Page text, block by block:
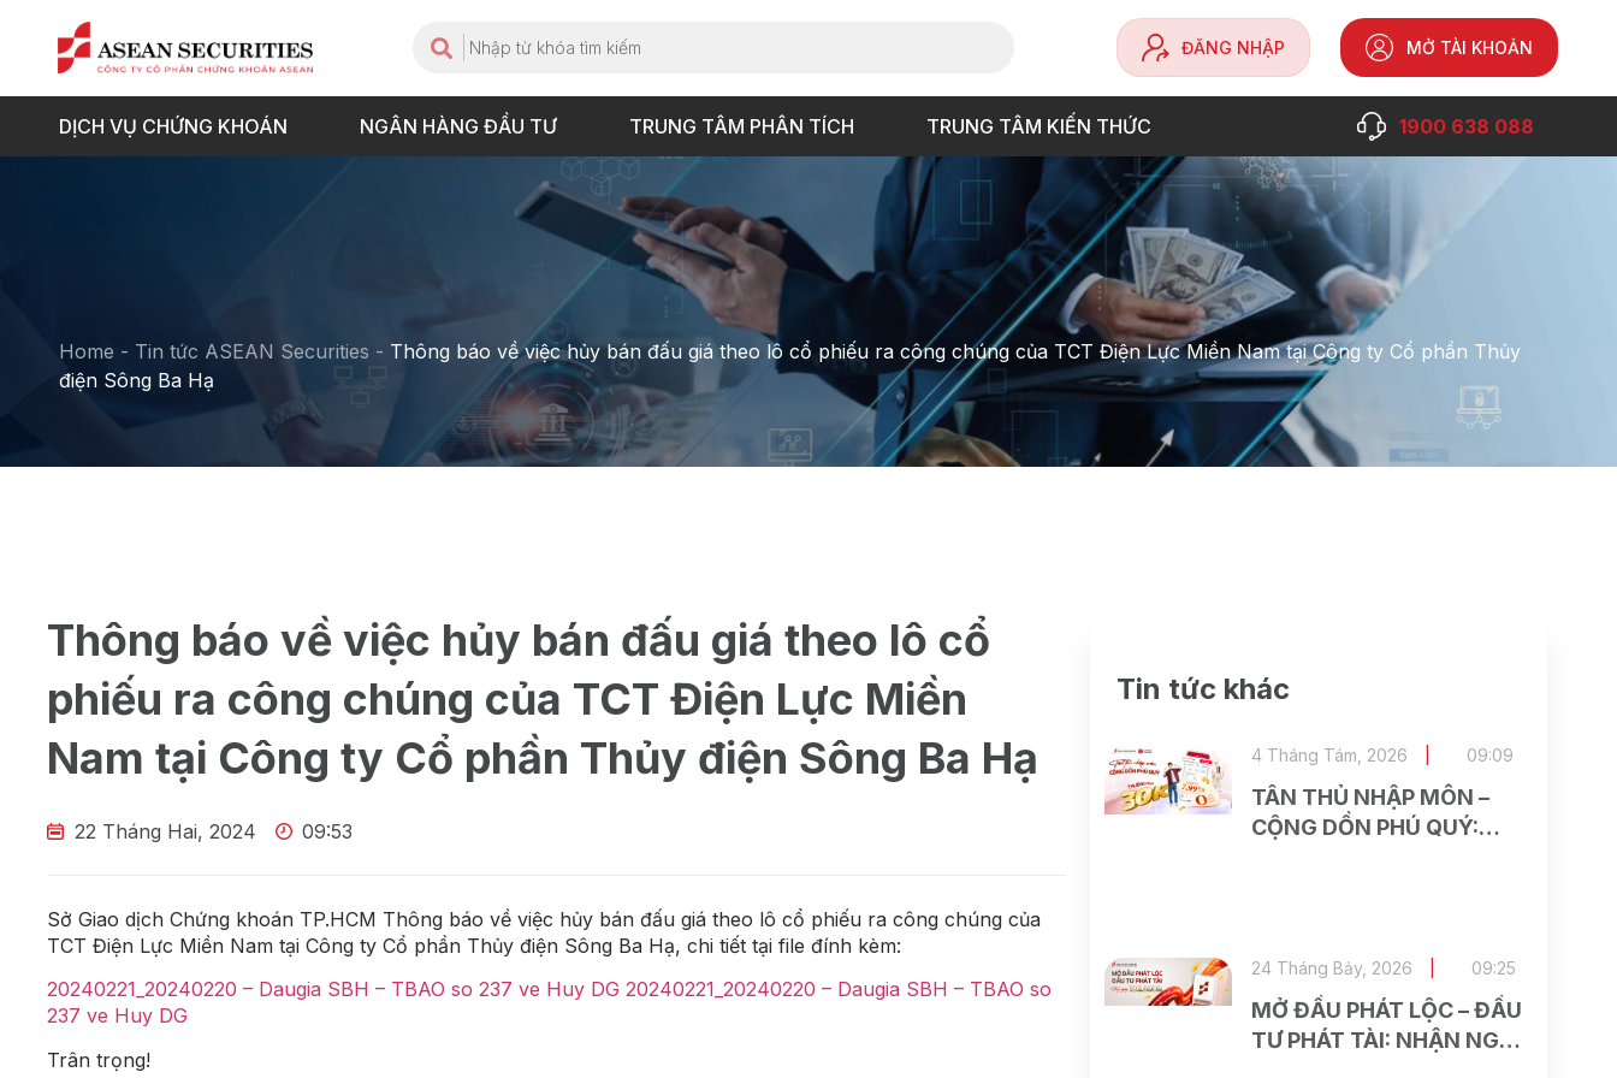
ĐĂNG NHẬP MỞ TÀI KHOẢN
DỊCH VỤ CHỨNG KHOÁN NGÂN HÀNG ĐẦU TƯ TRUNG TÂM PHÂN TÍCH TRUNG TÂM KIẾN THỨC 1900 638 088
Home - Tin tức ASEAN Securities - Thông báo về việc hủy bán đấu giá theo lô cổ phiếu ra công chúng của TCT Điện Lực Miền Nam tại Công ty Cổ phần Thủy
điện Sông Ba Hạ
Thông báo về việc hủy bán đấu giá theo lô cổ
phiếu ra công chúng của TCT Điện Lực Miền
Nam tại Công ty Cổ phần Thủy điện Sông Ba Hạ
22 Tháng Hai, 2024 09:53
Sở Giao dịch Chứng khoán TP.HCM Thông báo về việc hủy bán đấu giá theo lô cổ phiếu ra công chúng của
TCT Điện Lực Miền Nam tại Công ty Cổ phần Thủy điện Sông Ba Hạ, chi tiết tại file đính kèm:
20240221_20240220 – Daugia SBH – TBAO so 237 ve Huy DG 20240221_20240220 – Daugia SBH – TBAO so
237 ve Huy DG
Trân trọng!
Tin tức khác
TÂN THỦ NHẬP MÔN –
CỘNG DỒN PHÚ QUÝ:
4 Tháng Tám, 2026 09:09
MỞ ĐẦU PHÁT LỘC – ĐẦU
TƯ PHÁT TÀI: NHẬN NGAY
24 Tháng Bảy, 2026 09:25